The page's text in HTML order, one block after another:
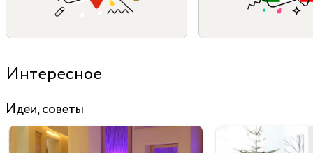
Интересное
Идеи, советы